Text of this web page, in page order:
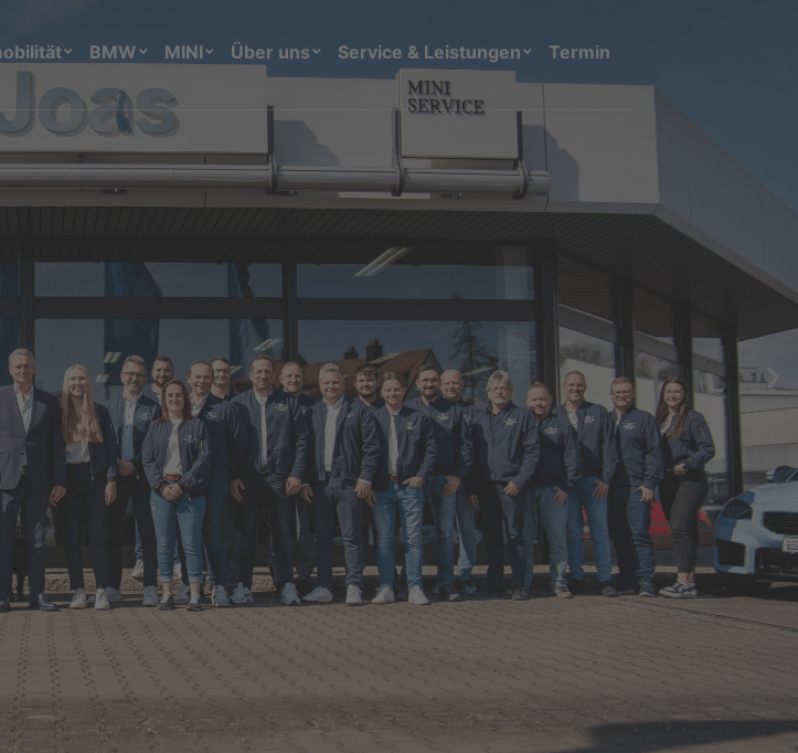
BMW MINI Über uns Service & Leistungen
Reparatur & Wartung
Autoglas
MINI Service Inclusive
BMW Service Inclusive
Individuelle Sonderausstattungen BMW und MINI
Termin